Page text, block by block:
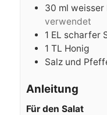
30 ml weisser
verwendet
1 EL scharfer
1 TL Honig
Salz und
Anleitung
Für den Salat